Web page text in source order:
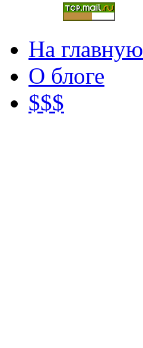
На главную
О блоге
$$$